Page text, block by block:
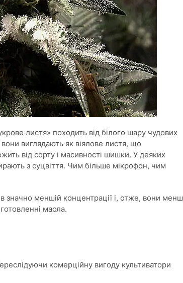
листя» походить від білого шару чудових
виглядають як віялове листя, що
від сорту і масивності шишки. У деяких
з суцвіття. Чим більше мікрофон, чим
меншій концентрації і, отже, вони менш
масла.
комерційну вигоду культиватори